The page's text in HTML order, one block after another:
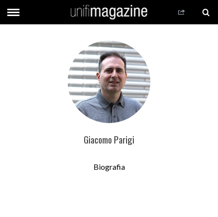
Giacomo Parigi
Biografia